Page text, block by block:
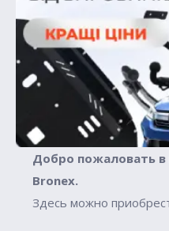
Добро пожаловать в
Вronex.
Здесь можно